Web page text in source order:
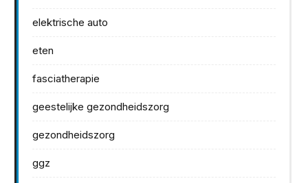
elektrische auto
eten
fasciatherapie
geestelijke gezondheidszorg
gezondheidszorg
ggz